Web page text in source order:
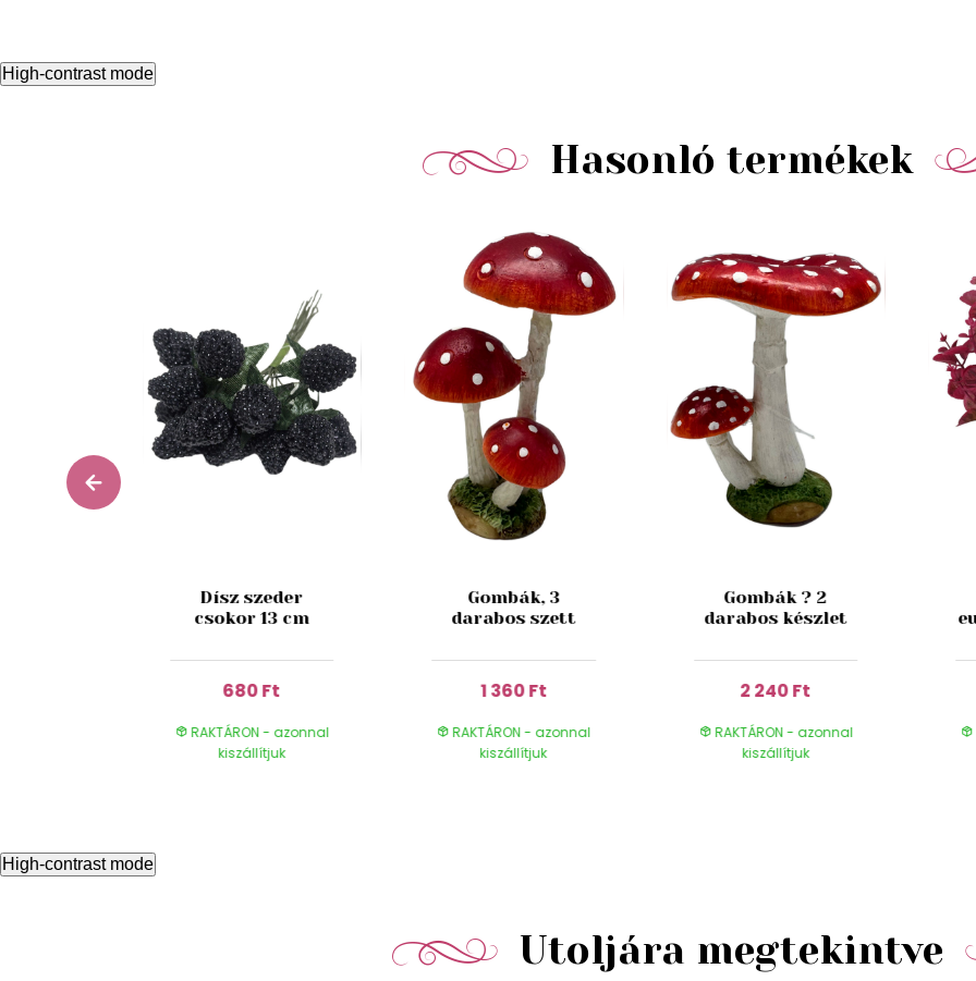
High-contrast mode
Hasonló termékek
Dísz szeder
csokor 13 cm
680 Ft
RAKTÁRON - azonnal
kiszállítjuk
Gombák, 3
darabos szett
1 360 Ft
RAKTÁRON - azonnal
kiszállítjuk
Gombák ? 2
darabos készlet
2 240 Ft
RAKTÁRON - azonnal
kiszállítjuk
High-contrast mode
Utoljára megtekintve